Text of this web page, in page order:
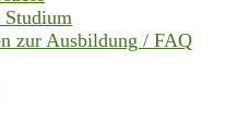
zur Ausbildung / FAQ